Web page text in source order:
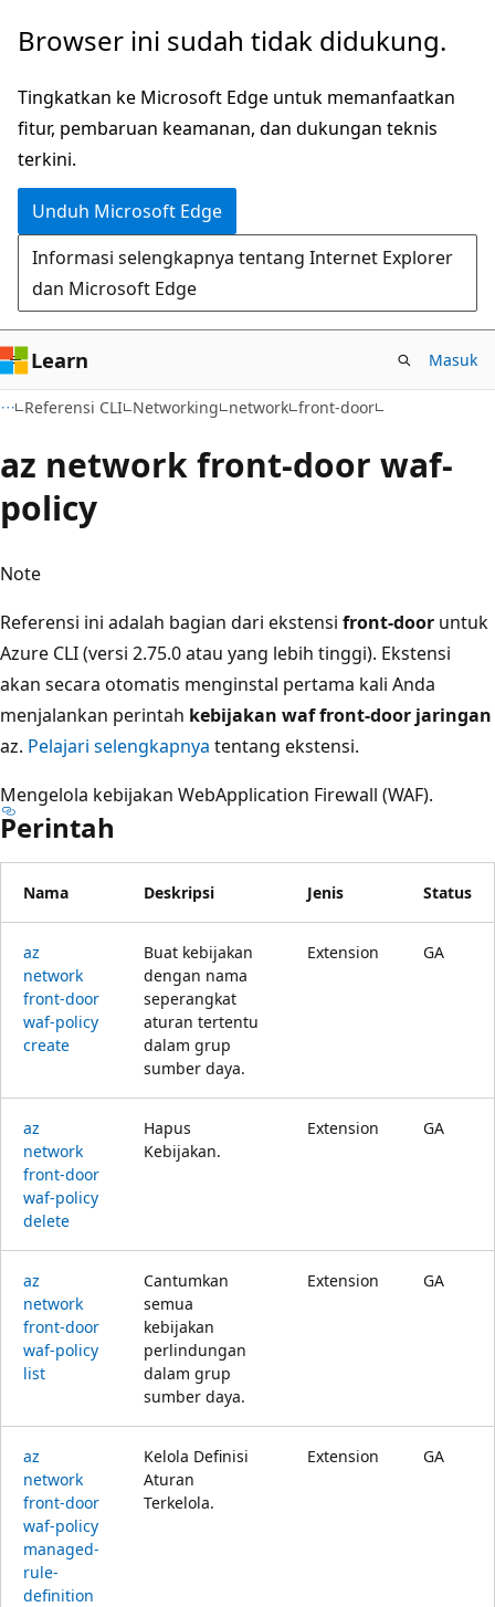
Lompati
konten
utama
Lewati
navigasi
dalam
halaman
Browser ini sudah tidak didukung.
Tingkatkan ke Microsoft Edge untuk memanfaatkan
fitur, pembaruan keamanan, dan dukungan teknis
terkini.
Unduh Microsoft Edge
Informasi selengkapnya tentang Internet Explorer
dan Microsoft Edge
Learn Masuk
Referensi CLI Networking network front-door
az network front-door waf-
policy
Note
Referensi ini adalah bagian dari ekstensi front-door untuk
Azure CLI (versi 2.75.0 atau yang lebih tinggi). Ekstensi
akan secara otomatis menginstal pertama kali Anda
menjalankan perintah kebijakan waf front-door jaringan
az. Pelajari selengkapnya tentang ekstensi.
Mengelola kebijakan WebApplication Firewall (WAF).
Perintah
Nama Deskripsi Jenis Status
az
network
front-door
waf-policy
create
Buat kebijakan
dengan nama
seperangkat
aturan tertentu
dalam grup
sumber daya.
Extension GA
az
network
front-door
waf-policy
delete
Hapus
Kebijakan.
Extension GA
az
network
front-door
waf-policy
list
Cantumkan
semua
kebijakan
perlindungan
dalam grup
sumber daya.
Extension GA
az
network
front-door
waf-policy
managed-
rule-
definition
Kelola Definisi
Aturan
Terkelola.
Extension GA